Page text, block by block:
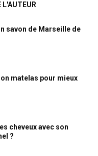
L'AUTEUR
savon de Marseille de
matelas pour mieux
cheveux avec son
?